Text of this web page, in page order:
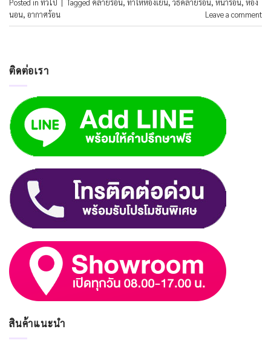
Posted in ทั่วไป | Tagged คลายร้อน, ทำให้ห้องเย็น,วิธีคลายร้อน, หน้าร้อน, ห้อง
นอน, อากาศร้อน Leave a comment
ติดต่อเรา
สินค้าแนะนำ